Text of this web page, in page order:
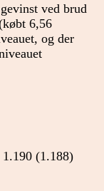
ved brud
6,56
og der
(1.188)